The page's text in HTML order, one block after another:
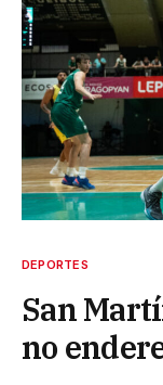
DEPORTES
San
no